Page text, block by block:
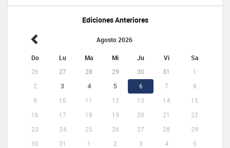
Ediciones Anteriores
Agosto 2026
Do Lu Ma Mi Ju Vi Sa
26 27 28 29 30 31
1
2
3 4 5 6 7
8
9
10 11 12 13 14
15
16
17 18 19 20 21
22
23
24 25 26 27 28
29
30
31 1 2 3 4 5